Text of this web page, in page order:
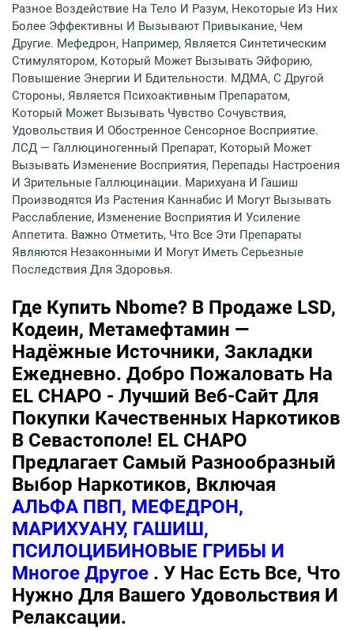
Разное Воздействие На Тело И Разум, Некоторые Из Них
Более Эффективны И Вызывают Привыкание, Чем
Другие. Мефедрон, Например, Является Синтетическим
Стимулятором, Который Может Вызывать Эйфорию,
Повышение Энергии И Бдительности. МДМА, С Другой
Стороны, Является Психоактивным Препаратом,
Который Может Вызывать Чувство Сочувствия,
Удовольствия И Обостренное Сенсорное Восприятие.
ЛСД — Галлюциногенный Препарат, Который Может
Вызывать Изменение Восприятия, Перепады Настроения
И Зрительные Галлюцинации. Марихуана И Гашиш
Производятся Из Растения Каннабис И Могут Вызывать
Расслабление, Изменение Восприятия И Усиление
Аппетита. Важно Отметить, Что Все Эти Препараты
Являются Незаконными И Могут Иметь Серьезные
Последствия Для Здоровья.
Где Купить Nbome? В Продаже LSD,
Кодеин, Метамефтамин —
Надёжные Источники, Закладки
Ежедневно. Добро Пожаловать На
EL CHAPO - Лучший Веб-Сайт Для
Покупки Качественных Наркотиков
В Севастополе! EL CHAPO
Предлагает Самый Разнообразный
Выбор Наркотиков, Включая
АЛЬФА ПВП, МЕФЕДРОН,
МАРИХУАНУ, ГАШИШ,
ПСИЛОЦИБИНОВЫЕ ГРИБЫ И
Многое Другое . У Нас Есть Все, Что
Нужно Для Вашего Удовольствия И
Релаксации.